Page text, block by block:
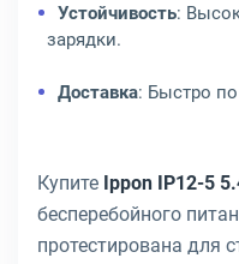
Устойчивость:
зарядки.
Доставка: Быстро
Купите Ippon IP12-5
бесперебойного
протестирована для